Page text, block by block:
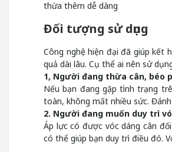
thừa thêm dễ dàng
Đối tượng sử dụng
Công nghệ hiện đại đã giúp kết
quả dài lâu. Cụ thể ai nên sử
1, Người đang thừa cân, béo
Nếu bạn đang gặp tình trạng
toàn, không mất nhiều sức.
2. Người đang muốn duy trì
Áp lực có được vóc dáng cân
có thể giúp bạn duy trì điều đó.